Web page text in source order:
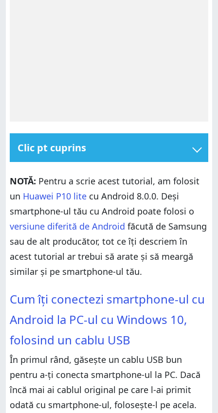
Clic pt cuprins
cu Windows 10, folosind un cablu USB
1. Transferă fișiere între smartphone-ul cu Android și
PC-ul tău cu Windows 10, folosind un cablu USB
2. Transferă fotografii și clipuri video între
smartphone-ul tău cu android și PC-ul tău cu
Windows 10, folosind un cablu USB
3. Încarcă-ți smartphone-ul cu Android de pe PC-ul
tău cu Windows 10
Ai reușit să îți conectezi smartphone-ul cu Android la
PC-ul cu Windows 10?
NOTĂ: Pentru a scrie acest tutorial, am folosit
un Huawei P10 lite cu Android 8.0.0. Deși
smartphone-ul tău cu Android poate folosi o
versiune diferită de Android făcută de Samsung
sau de alt producător, tot ce îți descriem în
acest tutorial ar trebui să arate și să meargă
similar și pe smartphone-ul tău.
cu Windows 10, folosind un cablu USB
PC-ul tău cu Windows 10, folosind un cablu USB
smartphone-ul tău cu android și PC-ul tău cu
3. Încarcă-ți smartphone-ul cu Android de pe PC-ul
tău cu Windows 10
Ai reușit să îți conectezi smartphone-ul cu Android la
PC-ul cu Windows 10?
Cum îți conectezi smartphone-ul cu
Android la PC-ul cu Windows 10,
folosind un cablu USB
În primul rând, găsește un cablu USB bun
pentru a-ți conecta smartphone-ul la PC. Dacă
încă mai ai cablul original pe care l-ai primit
odată cu smartphone-ul, folosește-l pe acela.